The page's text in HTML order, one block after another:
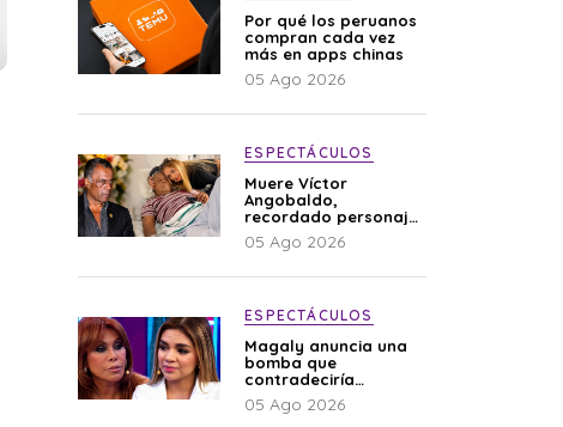
Por qué los peruanos
compran cada vez
más en apps chinas
05 Ago 2026
ESPECTÁCULOS
Muere Víctor
Angobaldo,
recordado personaje
de la farándula y
expareja de Shirley
05 Ago 2026
ESPECTÁCULOS
Magaly anuncia una
bomba que
contradeciría
comunicado de La
Bella Luz: “Hay un
05 Ago 2026